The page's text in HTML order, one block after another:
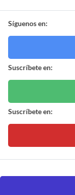
Síguenos en:
Suscríbete en:
Suscríbete en: